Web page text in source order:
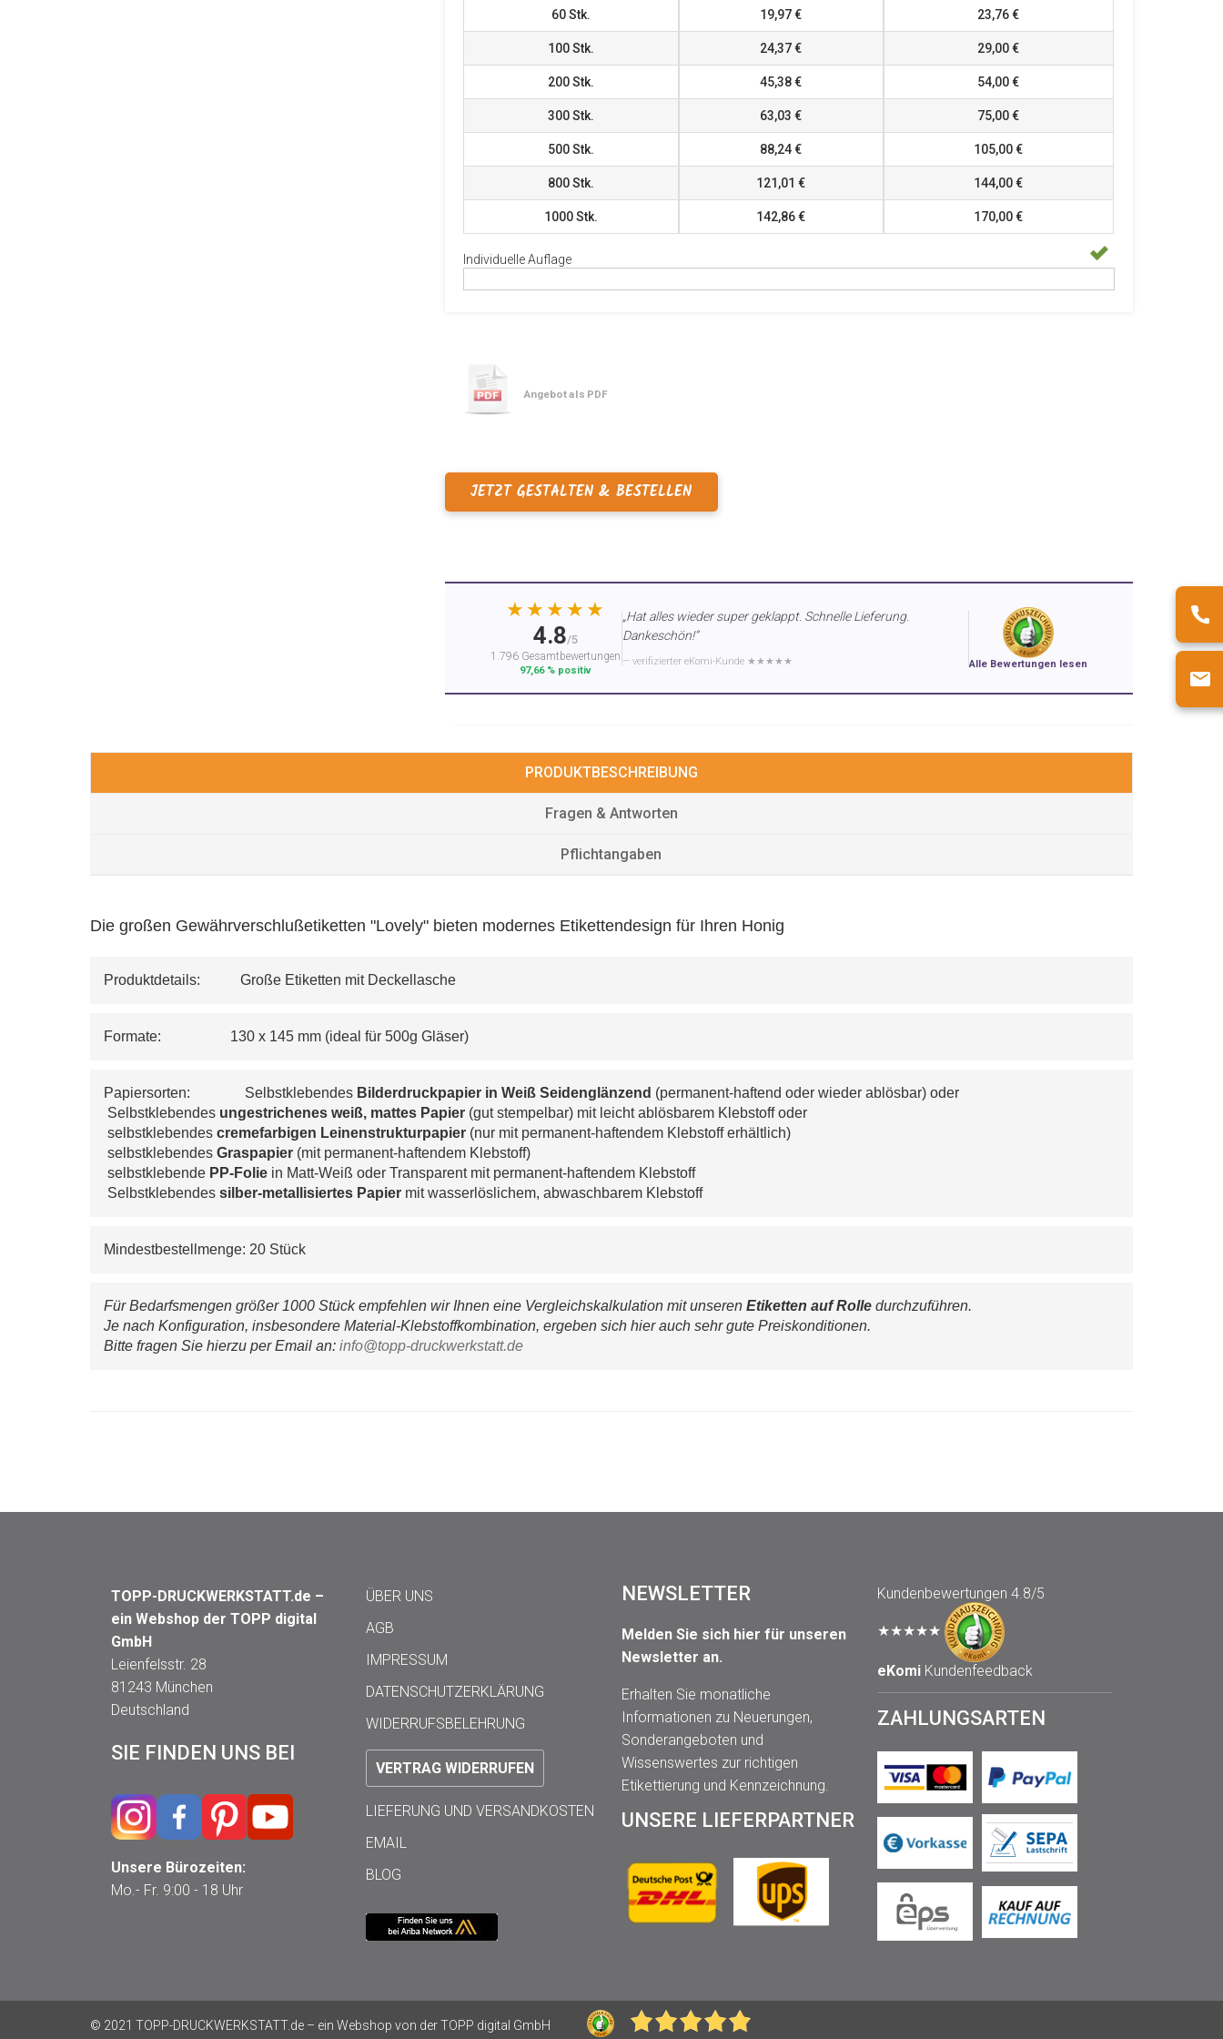
60Stk. 19,97 € 23,76 €
100Stk. 24,37 € 29,00 €
200Stk. 45,38 € 54,00 €
300Stk. 63,03 € 75,00 €
500Stk. 88,24 € 105,00 €
800Stk. 121,01 € 144,00 €
1000Stk. 142,86 € 170,00 €
Individuelle Auflage
Angebot als PDF
JETZT GESTALTEN & BESTELLEN
★★★★★
4.8/5
1.796 Gesamtbewertungen
97,66 % positiv
„Hat alles wieder super geklappt. Schnelle Lieferung.
Dankeschön!“
— verifizierter eKomi-Kunde ★★★★★ Alle Bewertungen lesen
PRODUKTBESCHREIBUNG
Fragen & Antworten
Pflichtangaben
Die großen Gewährverschlußetiketten "Lovely" bieten modernes Etikettendesign für Ihren Honig
Produktdetails:           Große Etiketten mit Deckellasche
Formate:                   130 x 145 mm (ideal für 500g Gläser)
Papiersorten:               Selbstklebendes Bilderdruckpapier in Weiß Seidenglänzend (permanent-haftend oder wieder ablösbar) oder
Selbstklebendes ungestrichenes weiß, mattes Papier (gut stempelbar) mit leicht ablösbarem Klebstoff oder
selbstklebendes cremefarbigen Leinenstrukturpapier (nur mit permanent-haftendem Klebstoff erhältlich)
selbstklebendes Graspapier (mit permanent-haftendem Klebstoff)
selbstklebende PP-Folie in Matt-Weiß oder Transparent mit permanent-haftendem Klebstoff
Selbstklebendes silber-metallisiertes Papier mit wasserlöslichem, abwaschbarem Klebstoff
Mindestbestellmenge: 20 Stück
Für Bedarfsmengen größer 1000 Stück empfehlen wir Ihnen eine Vergleichskalkulation mit unseren Etiketten auf Rolle durchzuführen.
Je nach Konfiguration, insbesondere Material-Klebstoffkombination, ergeben sich hier auch sehr gute Preiskonditionen.
Bitte fragen Sie hierzu per Email an: info@topp-druckwerkstatt.de
TOPP-DRUCKWERKSTATT.de –
ein Webshop der TOPP digital
GmbH
Leienfelsstr. 28
81243 München
Deutschland
SIE FINDEN UNS BEI
Unsere Bürozeiten:
Mo.- Fr. 9:00 - 18 Uhr
ÜBER UNS
AGB
IMPRESSUM
DATENSCHUTZERKLÄRUNG
WIDERRUFSBELEHRUNG
VERTRAG WIDERRUFEN
LIEFERUNG UND VERSANDKOSTEN
EMAIL
BLOG
NEWSLETTER
Melden Sie sich hier für unseren
Newsletter an.
Erhalten Sie monatliche
Informationen zu Neuerungen,
Sonderangeboten und
Wissenswertes zur richtigen
Etikettierung und Kennzeichnung.
UNSERE LIEFERPARTNER
Kundenbewertungen 4.8/5
★★★★★
eKomiKundenfeedback
ZAHLUNGSARTEN
© 2021 TOPP-DRUCKWERKSTATT.de – ein Webshop von der TOPP digital GmbH